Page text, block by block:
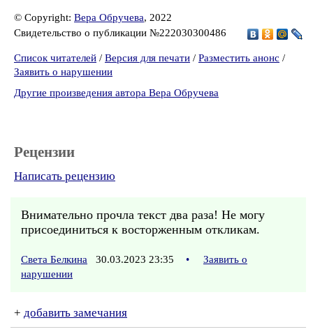
© Copyright: Вера Обручева, 2022
Свидетельство о публикации №222030300486
Список читателей / Версия для печати / Разместить анонс /
Заявить о нарушении
Другие произведения автора Вера Обручева
Рецензии
Написать рецензию
Внимательно прочла текст два раза! Не могу
присоединиться к восторженным откликам.
Света Белкина 30.03.2023 23:35 •
Заявить о
нарушении
+ добавить замечания